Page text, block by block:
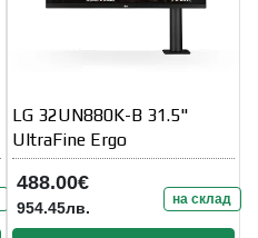
LG 32UN880K-B 31.5"
UltraFine Ergo
488.00€
954.45лв. на склад